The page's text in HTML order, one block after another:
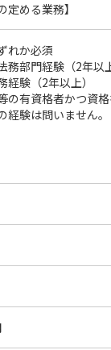
定める業務】
れか必須
務部門経験（2年以
経験（2年以上）
の有資格者かつ資
験は問いません。